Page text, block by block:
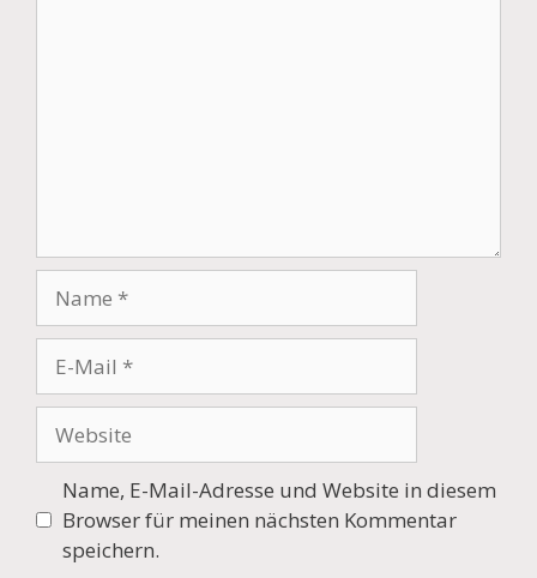
Mail
Name, E-Mail-Adresse und Website in diesem
Browser für meinen nächsten Kommentar
speichern.